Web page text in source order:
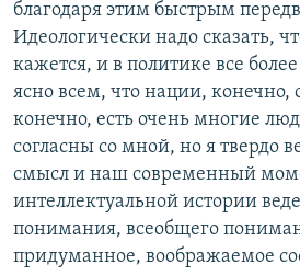
благодаря этим быстрым
Идеологически надо сказать,
кажется, и в политике все
ясно всем, что нации, конечно,
конечно, есть очень многие
согласны со мной, но я твердо
смысл и наш современный
интеллектуальной истории
понимания, всеобщего
придуманное, воображаемое